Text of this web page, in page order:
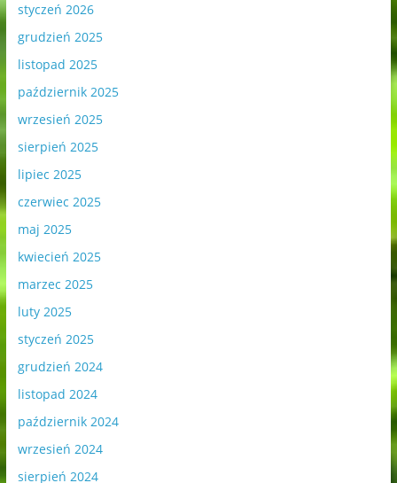
styczeń 2026
grudzień 2025
listopad 2025
październik 2025
wrzesień 2025
sierpień 2025
lipiec 2025
czerwiec 2025
maj 2025
kwiecień 2025
marzec 2025
luty 2025
styczeń 2025
grudzień 2024
listopad 2024
październik 2024
wrzesień 2024
sierpień 2024